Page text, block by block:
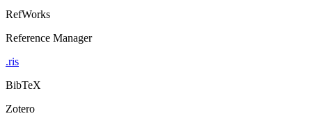
RefWorks
Reference Manager
.ris
BibTeX
Zotero